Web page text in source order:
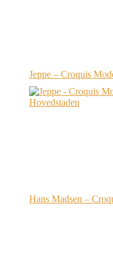
Jeppe – Croquis
Hans Madsen –